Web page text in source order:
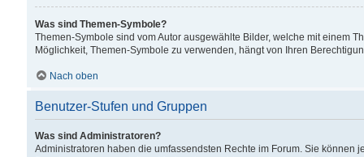
Was sind Themen-Symbole?
Themen-Symbole sind vom Autor ausgewählte Bilder, welche mit einem
Möglichkeit, Themen-Symbole zu verwenden, hängt von Ihren
Nach oben
Benutzer-Stufen und Gruppen
Was sind Administratoren?
Administratoren haben die umfassendsten Rechte im Forum. Sie können